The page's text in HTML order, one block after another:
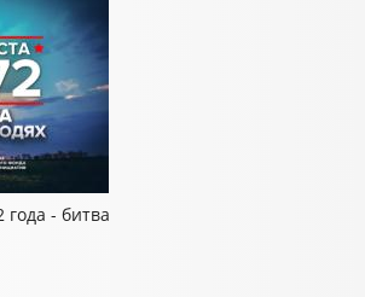
года - битва